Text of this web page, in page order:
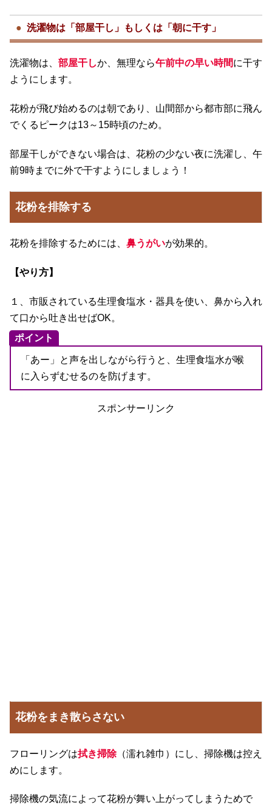
洗濯物は「部屋干し」もしくは「朝に干す」
洗濯物は、 部屋干しか、無理なら午前中の早い時間に干す
ようにします。
花粉が飛び始めるのは朝であり、山間部から都市部に飛ん
でくるピークは13～15時頃のため。
部屋干しができない場合は、花粉の少ない夜に洗濯し、午
前9時までに外で干すようにしましょう！
花粉を排除する
花粉を排除するためには、 鼻うがいが効果的。
【やり方】
１、市販されている生理食塩水・器具を使い、鼻から入れ
て口から吐き出せばOK。
ポイント
「あー」と声を出しながら行うと、生理食塩水が喉
に入らずむせるのを防げます。
スポンサーリンク
花粉をまき散らさない
フローリングは拭き掃除（濡れ雑巾）にし、掃除機は控え
めにします。
掃除機の気流によって花粉が舞い上がってしまうためで